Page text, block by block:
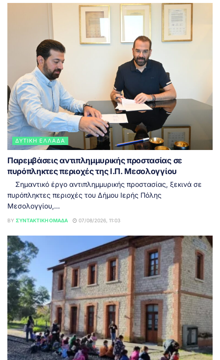
ΔΥΤΙΚΉ ΕΛΛΆΔΑ
Παρεμβάσεις αντιπλημμυρικής προστασίας σε
πυρόπληκτες περιοχές της Ι.Π. Μεσολογγίου
Σημαντικό έργο αντιπλημμυρικής προστασίας, ξεκινά σε
πυρόπληκτες περιοχές του Δήμου Ιερής Πόλης
Μεσολογγίου,...
BY ΣΥΝΤΑΚΤΙΚΉ ΟΜΆΔΑ 07/08/2026, 11:03